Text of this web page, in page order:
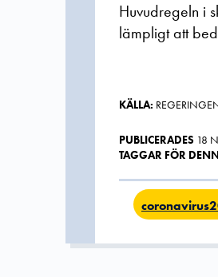
Huvudregeln i
lämpligt att
KÄLLA:
PUBLICERADES 18
TAGGAR FÖR